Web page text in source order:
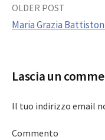
Post
OLDER POST
Maria Grazia
Lascia un
Il tuo indirizzo email
Commento